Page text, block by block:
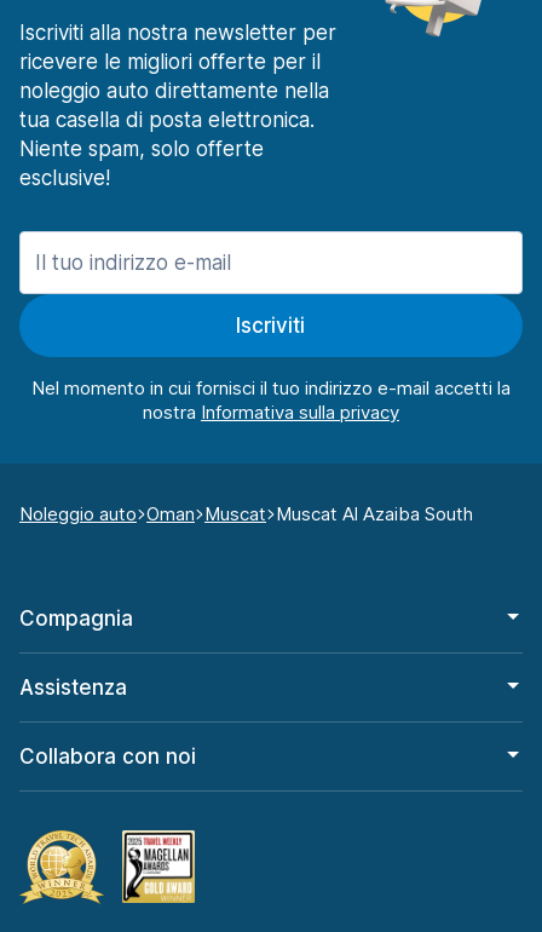
Iscriviti alla nostra newsletter per
ricevere le migliori offerte per il
noleggio auto direttamente nella
tua casella di posta elettronica.
Niente spam, solo offerte
esclusive!
Iscriviti
Nel momento in cui fornisci il tuo indirizzo e-mail accetti la
nostra
Noleggio auto Oman Muscat Muscat Al Azaiba South
Compagnia
Assistenza
Collabora con noi